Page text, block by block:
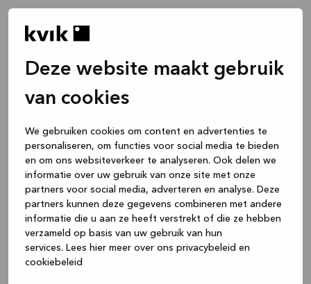
Deze website maakt gebruik
van cookies
We gebruiken cookies om content en advertenties te
personaliseren, om functies voor social media te bieden
en om ons websiteverkeer te analyseren. Ook delen we
informatie over uw gebruik van onze site met onze
partners voor social media, adverteren en analyse. Deze
partners kunnen deze gegevens combineren met andere
informatie die u aan ze heeft verstrekt of die ze hebben
verzameld op basis van uw gebruik van hun
services. Lees hier meer over ons privacybeleid en
cookiebeleid